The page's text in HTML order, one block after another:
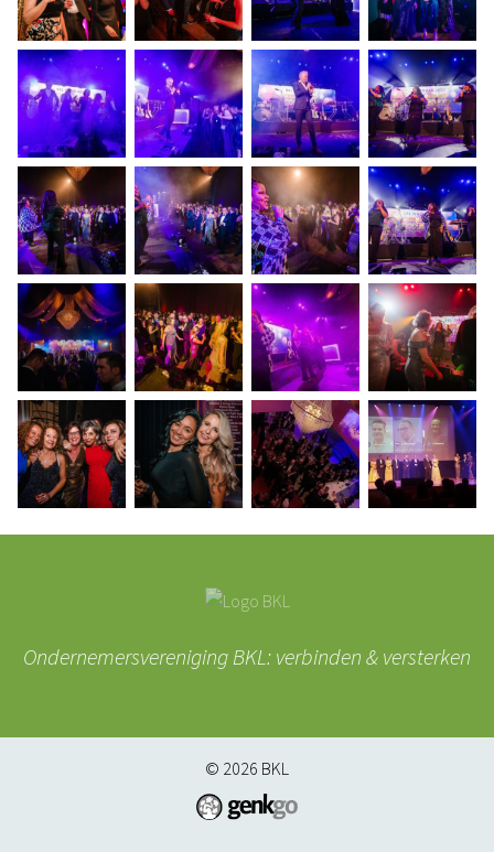
Ondernemersvereniging BKL: verbinden & versterken
© 2026 BKL